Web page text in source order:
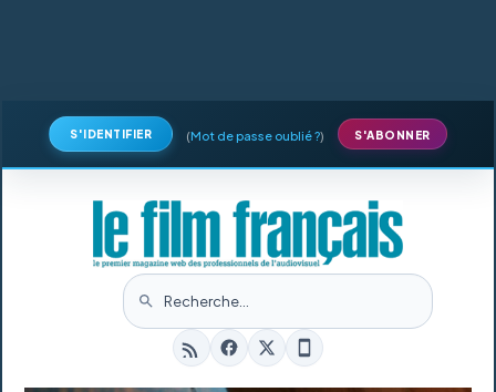
S'IDENTIFIER (Mot de passe oublié ?) S'ABONNER